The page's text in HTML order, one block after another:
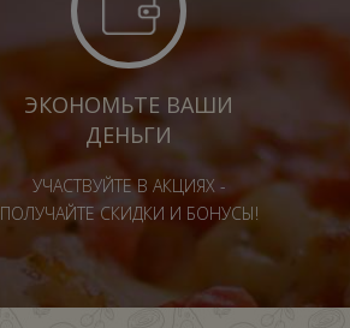
ЭКОНОМЬТЕ ВАШИ
ДЕНЬГИ
УЧАСТВУЙТЕ В АКЦИЯХ -
ПОЛУЧАЙТЕ СКИДКИ И БОНУСЫ!